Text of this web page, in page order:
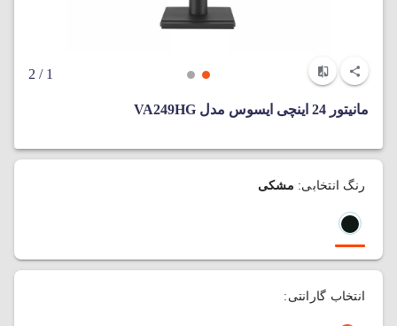
1
/ 2
مانیتور 24 اینچی ایسوس مدل VA249HG
رنگ انتخابی: مشکی
انتخاب گارانتی: